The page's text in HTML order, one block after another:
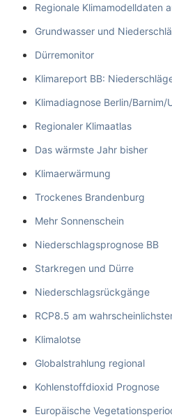
Regionale Klimamodelldaten
Grundwasser und
Dürremonitor
Klimareport BB:
Klimadiagnose Berlin/
Regionaler Klimaatlas
Das wärmste Jahr bisher
Klimaerwärmung
Trockenes Brandenburg
Mehr Sonnenschein
Niederschlagsprognose BB
Starkregen und Dürre
Niederschlagsrückgänge
RCP8.5 am
Klimalotse
Globalstrahlung regional
Kohlenstoffdioxid Prognose
Europäische